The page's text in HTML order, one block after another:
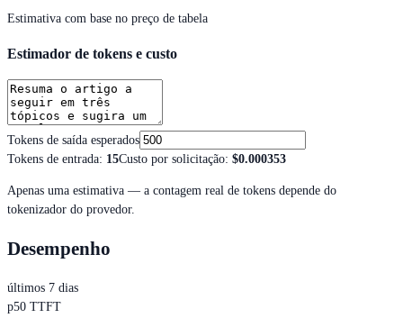
Estimativa com base no preço de tabela
Estimador de tokens e custo
Tokens de saída esperados
Tokens de entrada: 15Custo por solicitação: $0.000353
Apenas uma estimativa — a contagem real de tokens depende do
tokenizador do provedor.
Desempenho
últimos 7 dias
p50 TTFT